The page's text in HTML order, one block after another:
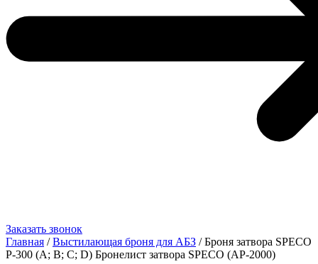
Заказать звонок
Главная /Выстилающая броня для АБЗ / Броня затвора SPECO
Р-300 (A; B; C; D) Бронелист затвора SPECO (AP-2000)